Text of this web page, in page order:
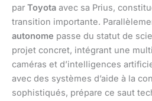
par Toyota avec sa Prius,
transition importante.
autonome passe du statut de
projet concret, intégrant une
caméras et d’intelligences
avec des systèmes d’aide à la
sophistiqués, prépare ce saut